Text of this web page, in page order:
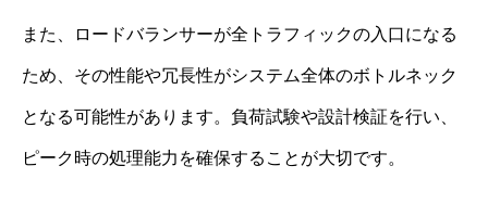
また、ロードバランサーが全トラフィックの入口になる
ため、その性能や冗長性がシステム全体のボトルネック
となる可能性があります。負荷試験や設計検証を行い、
ピーク時の処理能力を確保することが大切です。